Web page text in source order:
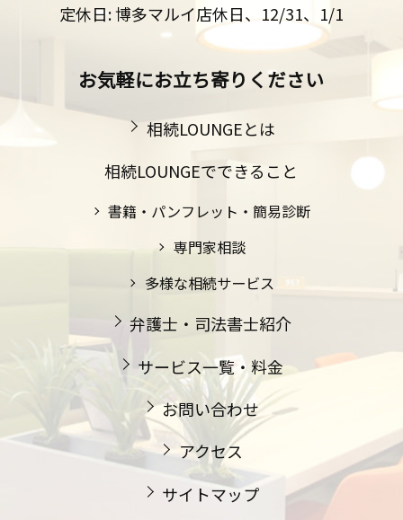
定休日: 博多マルイ店休日、12/31、1/1
お気軽にお立ち寄りください
相続LOUNGEとは
相続LOUNGEでできること
書籍・パンフレット・簡易診断
専門家相談
多様な相続サービス
弁護士・司法書士紹介
サービス一覧・料金
お問い合わせ
アクセス
サイトマップ